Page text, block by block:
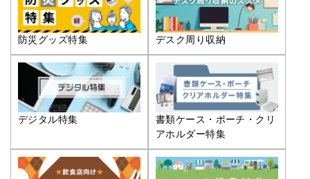
防災グッズ特集 デスク周り収納
デジタル特集
書類ケース・ポーチ・クリ
アホルダー特集